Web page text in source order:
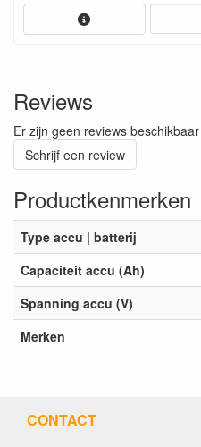
Reviews
Er zijn geen reviews
Schrijf een review
Productkenmerken
Type accu | batterij
Capaciteit accu (Ah)
Spanning accu (V)
Merken
CONTACT